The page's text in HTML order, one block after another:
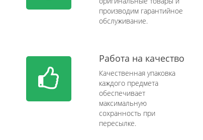
производим гарантийное
обслуживание.
Работа на качество
Качественная упаковка
каждого предмета
обеспечивает
максимальную
сохранность при
пересылке.